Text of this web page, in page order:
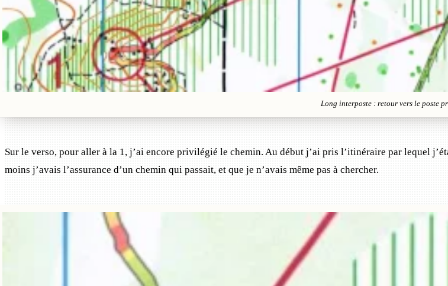
Long interposte : retour vers le poste
Sur le verso, pour aller à la 1, j’ai encore privilégié le chemin. Au début j’ai pris l’itinéraire par lequel
moins j’avais l’assurance d’un chemin qui passait, et que je n’avais même pas à chercher.